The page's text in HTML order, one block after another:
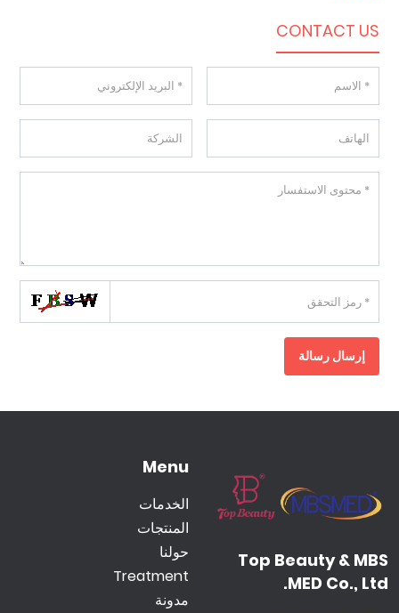
CONTACT US
إرسال رسالة
Top Beauty & MBS
MED Co., Ltd.
Menu
الخدمات
المنتجات
حولنا
Treatment
مدونة